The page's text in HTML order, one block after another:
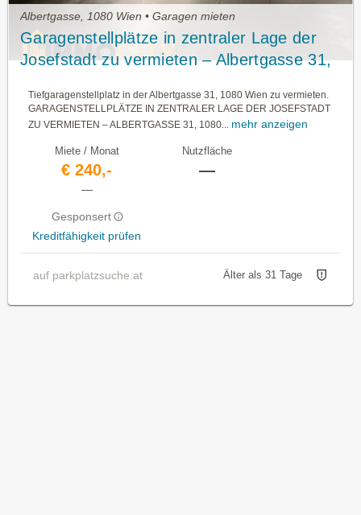
Albertgasse, 1080 Wien • Garagen mieten
Garagenstellplätze in zentraler Lage der
Josefstadt zu vermieten – Albertgasse 31,
Tiefgaragenstellplatz in der Albertgasse 31, 1080 Wien zu vermieten.
GARAGENSTELLPLÄTZE IN ZENTRALER LAGE DER JOSEFSTADT
ZU VERMIETEN – ALBERTGASSE 31, 1080... mehr anzeigen
Miete / Monat
€ 240,-
—
Gesponsert
Kreditfähigkeit prüfen
Nutzfläche
—
auf parkplatzsuche.at Älter als 31 Tage